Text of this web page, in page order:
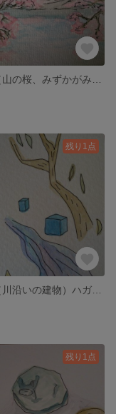
残り1点
残り1点